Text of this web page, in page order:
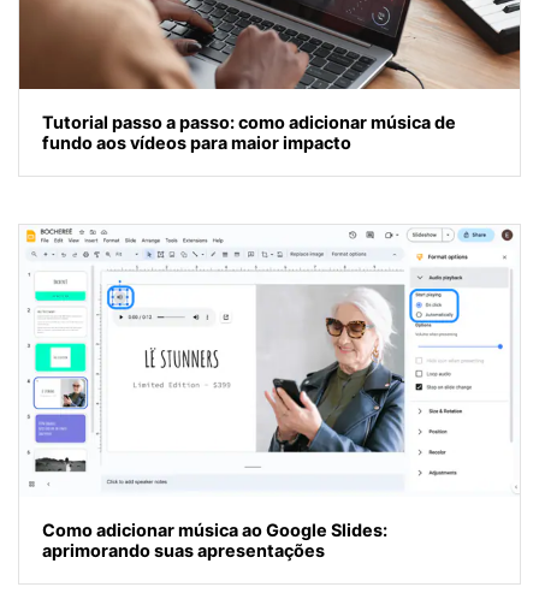
Tutorial passo a passo: como adicionar música de
fundo aos vídeos para maior impacto
Como adicionar música ao Google Slides:
aprimorando suas apresentações